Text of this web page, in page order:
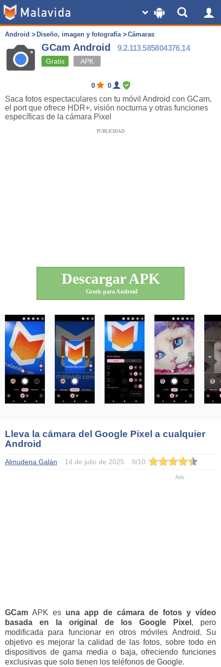
Android Diseño, imagen y fotografía Cámaras
GCam Android 9.2.113.585804376.14
Gratis APK
0 0
Saca fotos espectaculares con tu móvil Android con GCam,
el port que ofrece HDR+, visión nocturna y otras funciones
específicas de la cámara Pixel
PUBLICIDAD
Descargar APK
Gratis para Android
Lleva la cámara del Google Pixel a cualquier
Android
Almudena Galán 14 de julio de 2025 9/10
GCam APK es una app de cámara de fotos y vídeo
basada en la original de los Google Pixel , pero
modificada para funcionar en otros móviles Android. Su
objetivo es mejorar la calidad de las fotos, sobre todo en
dispositivos de gama media o baja, ofreciendo funciones
exclusivas que solo tienen los teléfonos de Google.